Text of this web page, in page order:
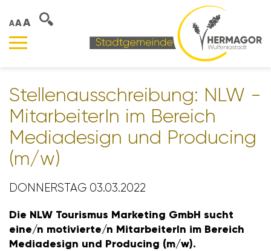
AAA
Stel­len­aus­schrei­bung: NLW -
Mitar­bei­terIn im Bereich
Media­de­sign und Produ­cing
(m/​w)
DONNERSTAG 03.03.2022
Die NLW Tourismus Marke­ting GmbH sucht
eine/​n moti­vierte/​n Mitar­bei­terIn im Bereich
Media­de­sign und Produ­cing (m/​w).